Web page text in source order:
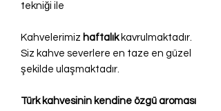
tekniği ile
Kahvelerimiz haftalıkkavrulmaktadır.
Siz kahve severlere en taze en güzel
şekilde ulaşmaktadır.
Türk kahvesinin kendine özgü aroması